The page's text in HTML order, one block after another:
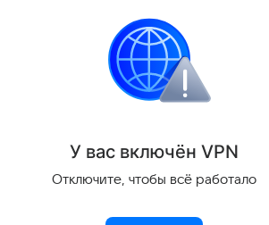
У вас включён VPN
Отключите, чтобы всё работало